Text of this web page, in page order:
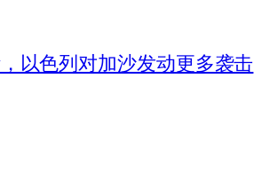
以色列对加沙发动更多袭击